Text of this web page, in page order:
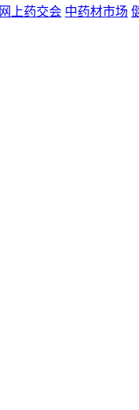
网上药交会 中药材市场